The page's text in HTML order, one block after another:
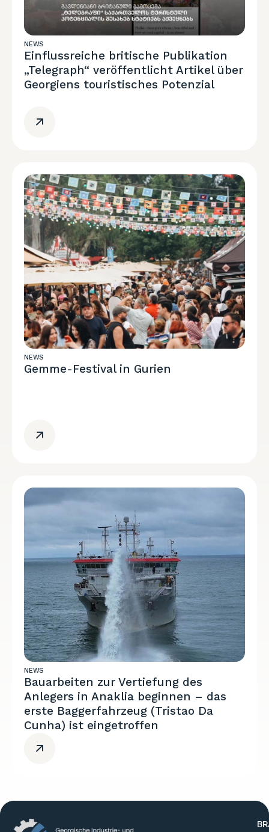
NEWS
Einflussreiche britische Publikation
„Telegraph“ veröffentlicht Artikel über
Georgiens touristisches Potenzial
NEWS
Gemme-Festival in Gurien
NEWS
Bauarbeiten zur Vertiefung des
Anlegers in Anaklia beginnen – das
erste Baggerfahrzeug (Tristao Da
Cunha) ist eingetroffen